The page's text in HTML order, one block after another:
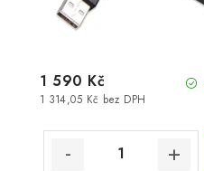
1 314,05 Kč bez DPH
1 590 Kč